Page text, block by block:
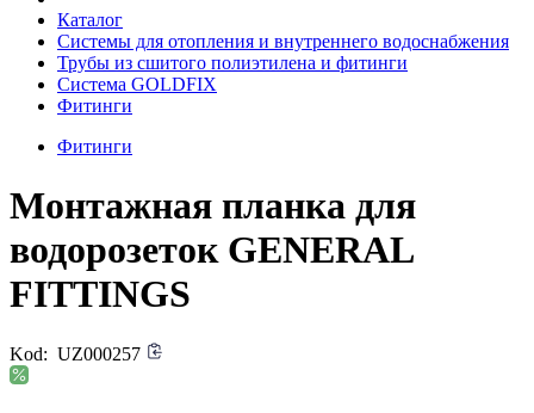
Каталог
Системы для отопления и внутреннего водоснабжения
Трубы из сшитого полиэтилена и фитинги
Система GOLDFIX
Фитинги
Фитинги
Монтажная планка для
водорозеток GENERAL
FITTINGS
Kod: UZ000257